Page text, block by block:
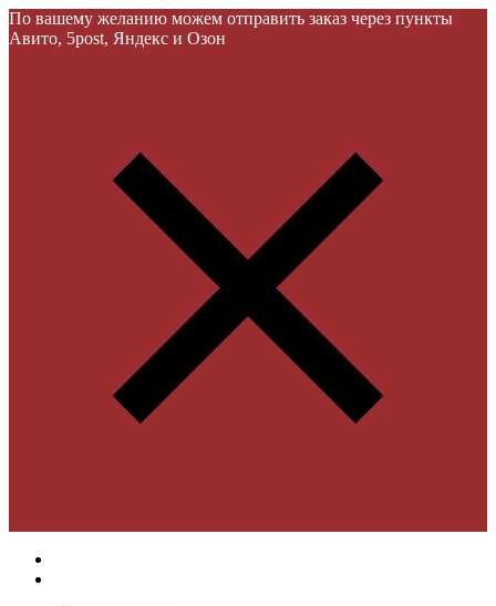
По вашему желанию можем отправить заказ через пункты
Авито, 5post, Яндекс и Озон